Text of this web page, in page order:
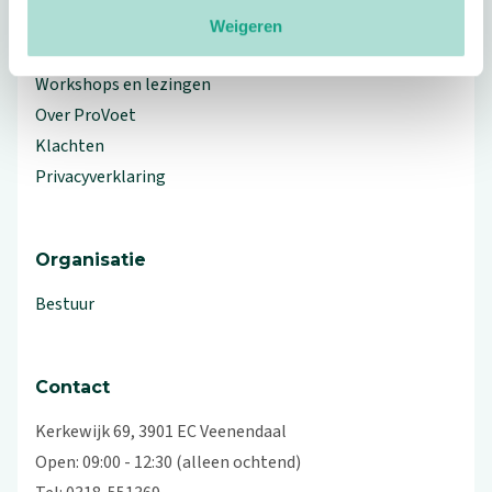
Weigeren
Branche Informatiecentrum
Workshops en lezingen
Over ProVoet
Klachten
Privacyverklaring
Organisatie
Bestuur
Contact
Kerkewijk 69, 3901 EC Veenendaal
Open: 09:00 - 12:30 (alleen ochtend)